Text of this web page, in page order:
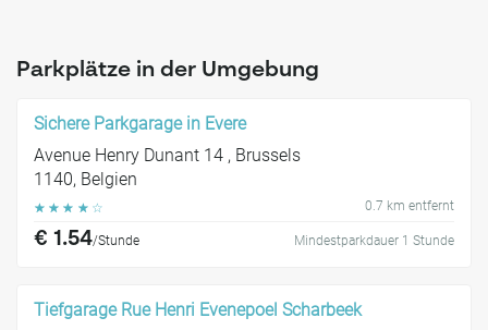
Parkplätze in der Umgebung
Sichere Parkgarage in Evere
Avenue Henry Dunant 14 , Brussels
1140, Belgien
☆ ☆ ☆ ☆ ☆ 0.7 km entfernt
€ 1.54/Stunde Mindestparkdauer 1 Stunde
Tiefgarage Rue Henri Evenepoel Scharbeek